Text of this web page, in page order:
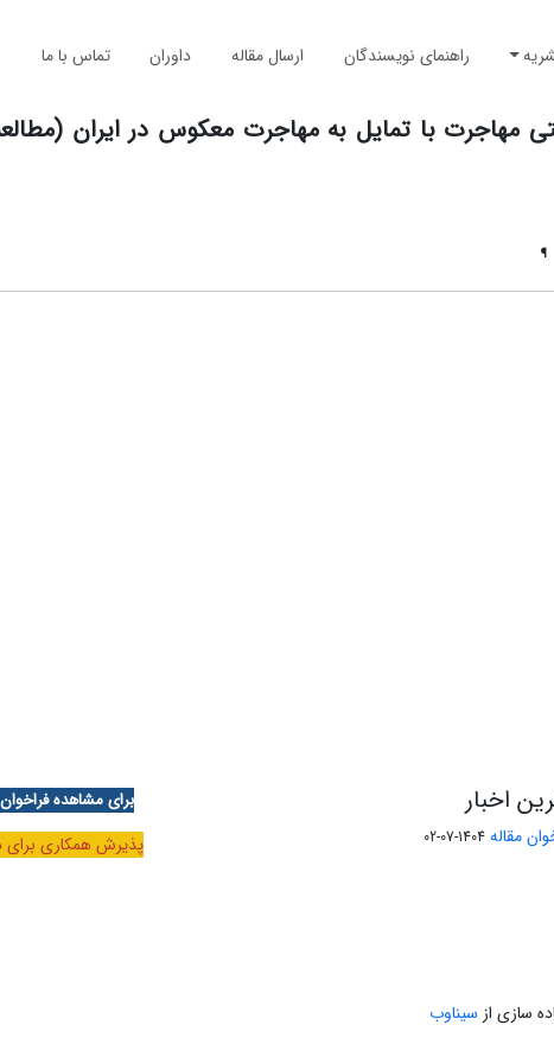
راهنمای نویسندگان ارسال مقاله داوران تماس با ما
با تمایل به مهاجرت معکوس در ایران
¶
اخبار
مقاله 1404-07-02
برای مشاهده
پذیرش همکاری برای
سازی از سیناوب